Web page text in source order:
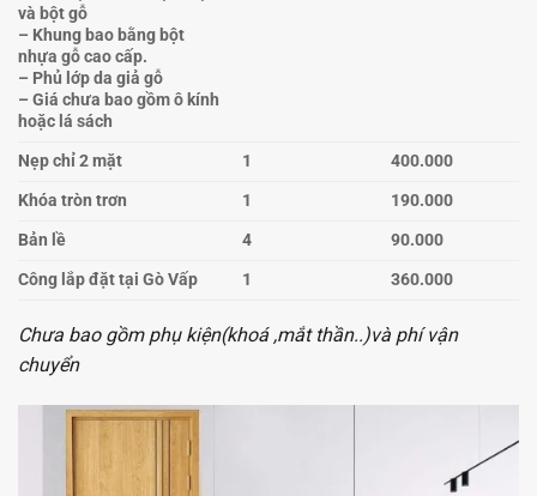
và bột gỗ
– Khung bao bằng bột
nhựa gỗ cao cấp.
– Phủ lớp da giả gỗ
– Giá chưa bao gồm ô kính
hoặc lá sách
Nẹp chỉ 2 mặt 1
400.000
Khóa tròn trơn
1
190.000
Bản lề
4
90.000
Công lắp đặt tại Gò Vấp
1 360.000
Chưa bao gồm phụ kiện(khoá ,mắt thần..)và phí vận
chuyển